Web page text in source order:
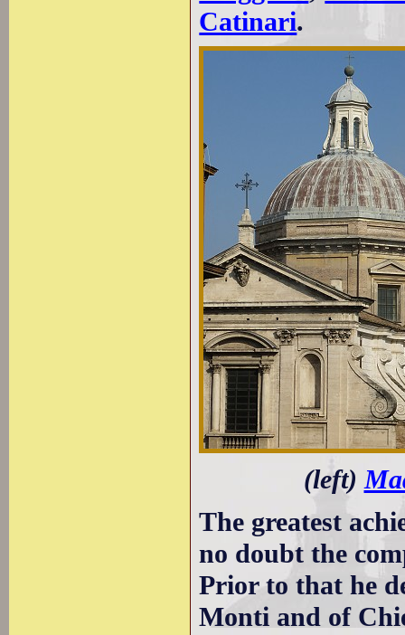
Catinari.
(left)
The greatest
no doubt the
Prior to that he
Monti and of